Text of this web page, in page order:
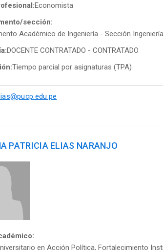
Economista
sección:
Académico de Ingeniería - Sección
DOCENTE CONTRATADO - CONTRATADO
Tiempo parcial por asignaturas (TPA)
PATRICIA ELIAS NARANJO
en Acción Política, Fortalecimiento